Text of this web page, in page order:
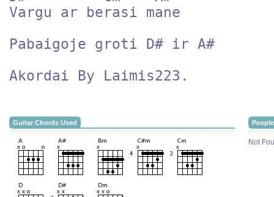
Vargu ar berasi mane
Pabaigoje groti D# ir A#
Akordai By Laimis223.
Guitar Chords Used
Not